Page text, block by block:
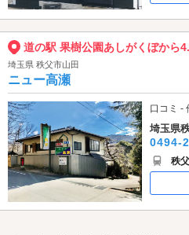
道の駅 果樹公園あしがくぼから
埼玉県 秩父市山田
ニュー高瀬
口コミ -
埼玉県
0494-
秩